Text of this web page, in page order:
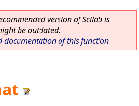
version of Scilab is
be outdated.
documentation of this function